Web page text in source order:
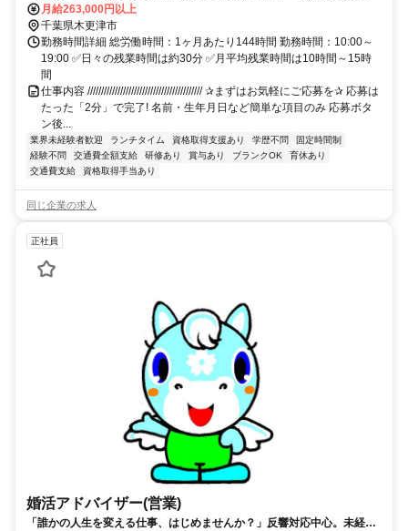
下車徒歩1分、JR久留里線 上総清川下車 徒歩25分
月給263,000円以上
千葉県木更津市
勤務時間詳細 総労働時間：1ヶ月あたり144時間 勤務時間：10:00～
19:00 ✅日々の残業時間は約30分 ✅月平均残業時間は10時間～15時
間
仕事内容 ////////////////////////////////////////// ✰まずはお気軽にご応募を✰ 応募は
たった「2分」で完了! 名前・生年月日など簡単な項目のみ 応募ボタ
ン後...
業界未経験者歓迎 ランチタイム 資格取得支援あり 学歴不問
固定時間制
経験不問
交通費全額支給 研修あり 賞与あり ブランクOK
育休あり
交通費支給
資格取得手当あり
同じ企業の求人
正社員
婚活アドバイザー(営業)
「誰かの人生を変える仕事、はじめませんか？」反響対応中心。未経験